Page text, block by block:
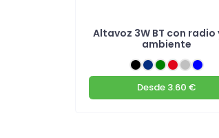
Altavoz 3W BT con radio
ambiente
Desde 3.60 €